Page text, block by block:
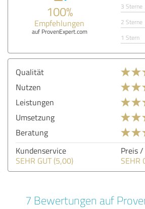
100%
Empfehlungen
auf ProvenExpert.com
3 Sterne
2 Sterne
1 Stern
Qualität
Nutzen
Leistungen
Umsetzung
Beratung
Kundenservice
SEHR GUT (5,00)
Preis
SEHR
7 Bewertungen auf